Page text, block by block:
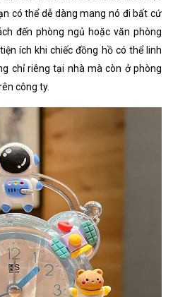
có thể dễ dàng mang nó đi bất cứ
đến phòng ngủ hoặc văn phòng
ích khi chiếc đồng hồ có thể linh
chỉ riêng tại nhà mà còn ở phòng
công ty.